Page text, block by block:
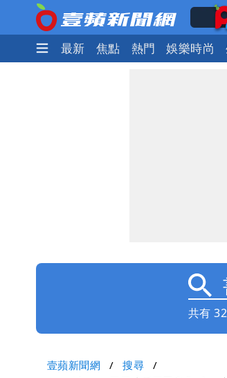
最新 焦點 熱門 娛樂時尚
共有
壹蘋新聞網 搜尋